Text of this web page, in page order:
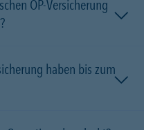
OP-Versicherung
haben bis zum